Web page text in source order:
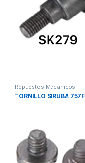
Repuestos Mecánicos
TORNILLO SIRUBA 757F